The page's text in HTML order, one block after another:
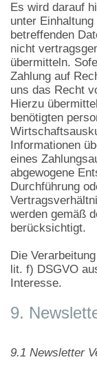
Es wird darauf
unter
betreffenden
nicht
übermitteln.
Zahlung auf
uns das Recht
Hierzu
benötigten
Informationen
eines
abgewogene
Durchführung
werden gemäß
berücksichtigt.
Die
lit. f) DSGVO
Interesse.
9.
9.1 Newsletter